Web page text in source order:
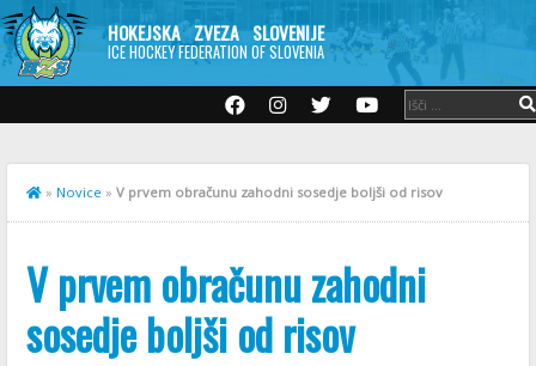
HOKEJSKA ZVEZA SLOVENIJE
ICE HOCKEY FEDERATION OF SLOVENIA
» Novice » V prvem obračunu zahodni sosedje boljši od risov
V prvem obračunu zahodni
sosedje boljši od risov